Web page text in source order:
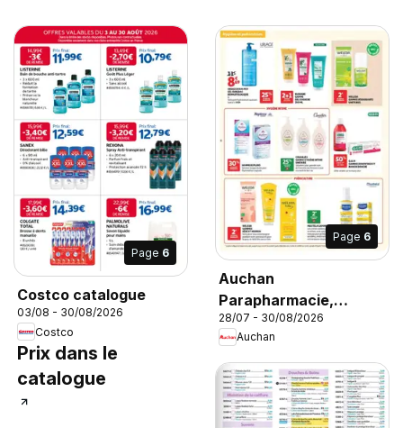
Page 6
Costco catalogue
03/08 - 30/08/2026
Costco
Prix dans le
catalogue
Page 6
Auchan
Parapharmacie,
beauté
28/07 - 30/08/2026
Auchan